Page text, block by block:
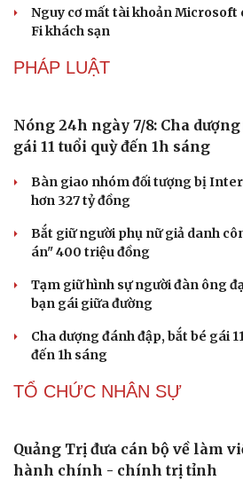
Nguy cơ mất tài khoản Microsoft
Fi khách sạn
PHÁP LUẬT
Nóng 24h ngày 7/8: Cha
gái 11 tuổi quỳ đến 1h sáng
Bàn giao nhóm đối tượng bị
hơn 327 tỷ đồng
Bắt giữ người phụ nữ giả danh
án" 400 triệu đồng
Tạm giữ hình sự người đàn ông
bạn gái giữa đường
Cha dượng đánh đập, bắt bé gái
đến 1h sáng
TỔ CHỨC NHÂN SỰ
Quảng Trị đưa cán bộ về làm
hành chính - chính trị tỉnh